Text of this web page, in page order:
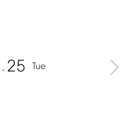
25 Tue